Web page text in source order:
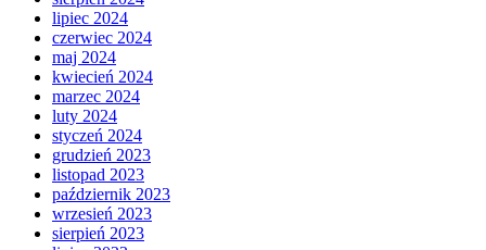
lipiec 2024
czerwiec 2024
maj 2024
kwiecień 2024
marzec 2024
luty 2024
styczeń 2024
grudzień 2023
listopad 2023
październik 2023
wrzesień 2023
sierpień 2023